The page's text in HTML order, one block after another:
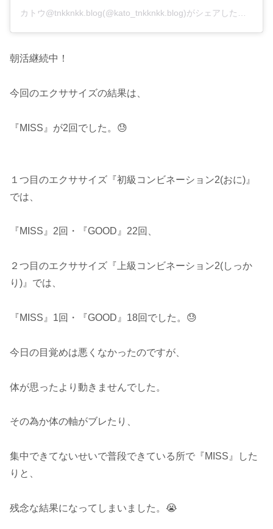
カトウ@tnkknkk.blog(@kato_tnkknkk.blog)がシェアした投稿
朝活継続中！
今回のエクササイズの結果は、
『MISS』が2回でした。😓
１つ目のエクササイズ『初級コンビネーション2(おに)』
では、
『MISS』2回・『GOOD』22回、
２つ目のエクササイズ『上級コンビネーション2(しっか
り)』では、
『MISS』1回・『GOOD』18回でした。😓
今日の目覚めは悪くなかったのですが、
体が思ったより動きませんでした。
その為か体の軸がブレたり、
集中できてないせいで普段できている所で『MISS』した
りと、
残念な結果になってしまいました。😭